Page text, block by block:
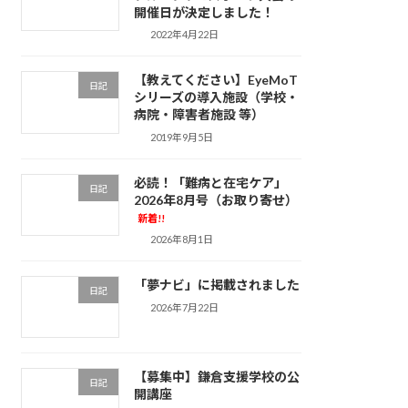
開催日が決定しました！
2022年4月22日
日記
【教えてください】EyeMoT
シリーズの導入施設（学校・
病院・障害者施設 等）
2019年9月5日
日記
必読！「難病と在宅ケア」
2026年8月号（お取り寄せ）
新着!!
2026年8月1日
日記 「夢ナビ」に掲載されました
2026年7月22日
日記
【募集中】鎌倉支援学校の公
開講座